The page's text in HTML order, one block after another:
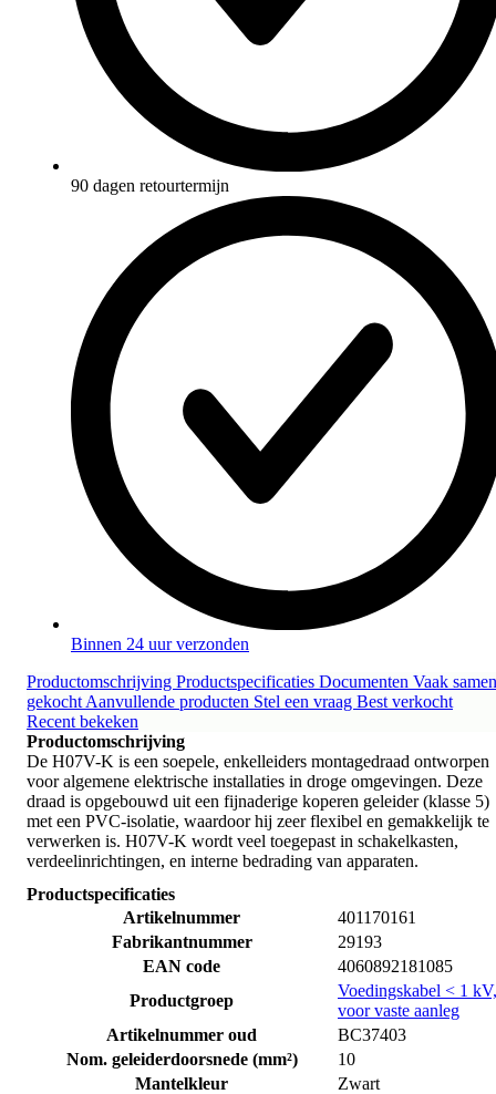
90 dagen retourtermijn
Binnen 24 uur verzonden
Productomschrijving Productspecificaties Documenten Vaak samen
gekocht Aanvullende producten Stel een vraag Best verkocht
Recent bekeken
Productomschrijving
De H07V-K is een soepele, enkelleiders montagedraad ontworpen
voor algemene elektrische installaties in droge omgevingen. Deze
draad is opgebouwd uit een fijnaderige koperen geleider (klasse 5)
met een PVC-isolatie, waardoor hij zeer flexibel en gemakkelijk te
verwerken is. H07V-K wordt veel toegepast in schakelkasten,
verdeelinrichtingen, en interne bedrading van apparaten.
Productspecificaties
Artikelnummer
401170161
Fabrikantnummer
29193
EAN code
4060892181085
Productgroep
Voedingskabel < 1 kV,
voor vaste aanleg
Artikelnummer oud
BC37403
Nom. geleiderdoorsnede (mm²)
10
Mantelkleur
Zwart